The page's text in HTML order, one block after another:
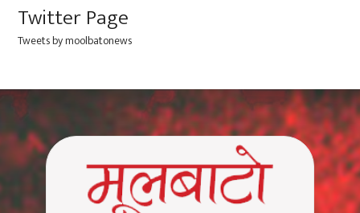
Twitter Page
Tweets by moolbatonews